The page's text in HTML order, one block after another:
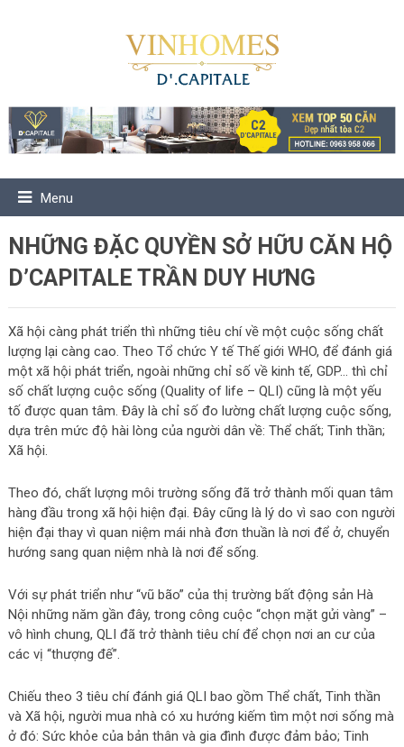
Menu
NHỮNG ĐẶC QUYỀN SỞ HỮU CĂN HỘ
D’CAPITALE TRẦN DUY HƯNG
Xã hội càng phát triển thì những tiêu chí về một cuộc sống chất
lượng lại càng cao. Theo Tổ chức Y tế Thế giới WHO, để đánh giá
một xã hội phát triển, ngoài những chỉ số về kinh tế, GDP… thì chỉ
số chất lượng cuộc sống (Quality of life – QLI) cũng là một yếu
tố được quan tâm. Đây là chỉ số đo lường chất lượng cuộc sống,
dựa trên mức độ hài lòng của người dân về: Thể chất; Tinh thần;
Xã hội.
Theo đó, chất lượng môi trường sống đã trở thành mối quan tâm
hàng đầu trong xã hội hiện đại. Đây cũng là lý do vì sao con người
hiện đại thay vì quan niệm mái nhà đơn thuần là nơi để ở, chuyển
hướng sang quan niệm nhà là nơi để sống.
Với sự phát triển như “vũ bão” của thị trường bất động sản Hà
Nội những năm gần đây, trong công cuộc “chọn mặt gửi vàng” –
vô hình chung, QLI đã trở thành tiêu chí để chọn nơi an cư của
các vị “thượng đế”.
Chiếu theo 3 tiêu chí đánh giá QLI bao gồm Thể chất, Tinh thần
và Xã hội, người mua nhà có xu hướng kiếm tìm một nơi sống mà
ở đó: Sức khỏe của bản thân và gia đình được đảm bảo; Tinh